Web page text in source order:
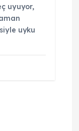
uyuyor,
uyku